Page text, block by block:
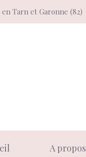
Tarn et Garonne (82)
A propos